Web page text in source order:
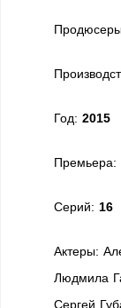
Год:2015
Премьера:
Cерий: 16
Актеры:
Людмила
Сергей